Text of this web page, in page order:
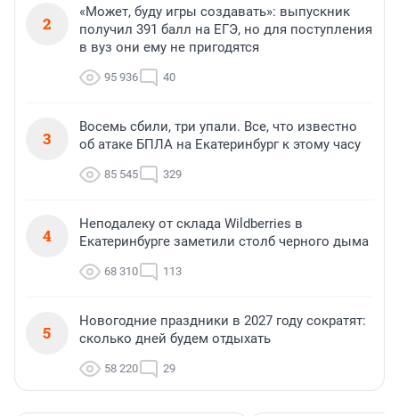
2
«Может, буду игры создавать»: выпускник
получил 391 балл на ЕГЭ, но для поступления
в вуз они ему не пригодятся
95 936 40
3
Восемь сбили, три упали. Все, что известно
об атаке БПЛА на Екатеринбург к этому часу
85 545 329
4
Неподалеку от склада Wildberries в
Екатеринбурге заметили столб черного дыма
68 310 113
5
Новогодние праздники в 2027 году сократят:
сколько дней будем отдыхать
58 220 29